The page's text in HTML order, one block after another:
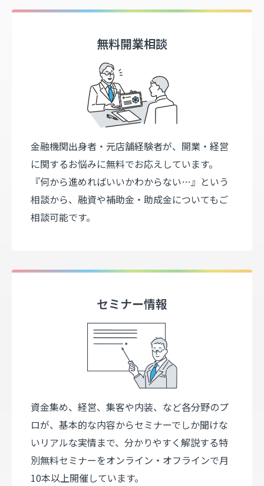
無料開業相談
金融機関出身者・元店舗経験者が、開業・経営
に関するお悩みに無料でお応えしています。
『何から進めればいいかわからない…』という
相談から、融資や補助金・助成金についてもご
相談可能です。
セミナー情報
資金集め、経営、集客や内装、など各分野のプ
ロが、基本的な内容からセミナーでしか聞けな
いリアルな実情まで、分かりやすく解説する特
別無料セミナーをオンライン・オフラインで月
10本以上開催しています。